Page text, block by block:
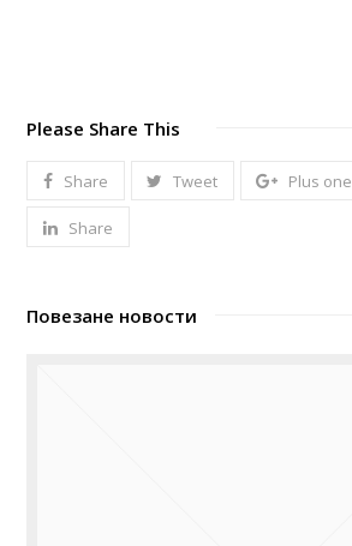
Please Share This
Share Tweet Plus one
Share
Повезане новости